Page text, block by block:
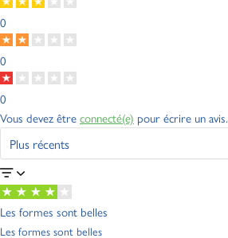
0
0
0
Vous devez êtreconnecté(e) pour écrire un avis.
Les formes sont belles
Les formes sont belles